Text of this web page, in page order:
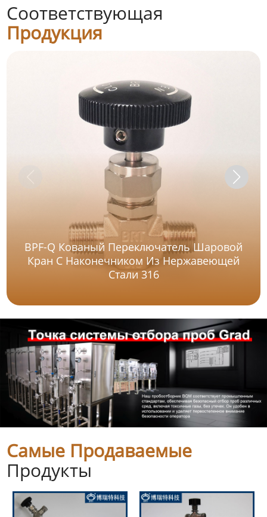
Соответствующая
Продукция
BPF-Q Кованый Переключатель Шаровой
Кран С Наконечником Из Нержавеющей
Стали 316
Самые Продаваемые
Продукты